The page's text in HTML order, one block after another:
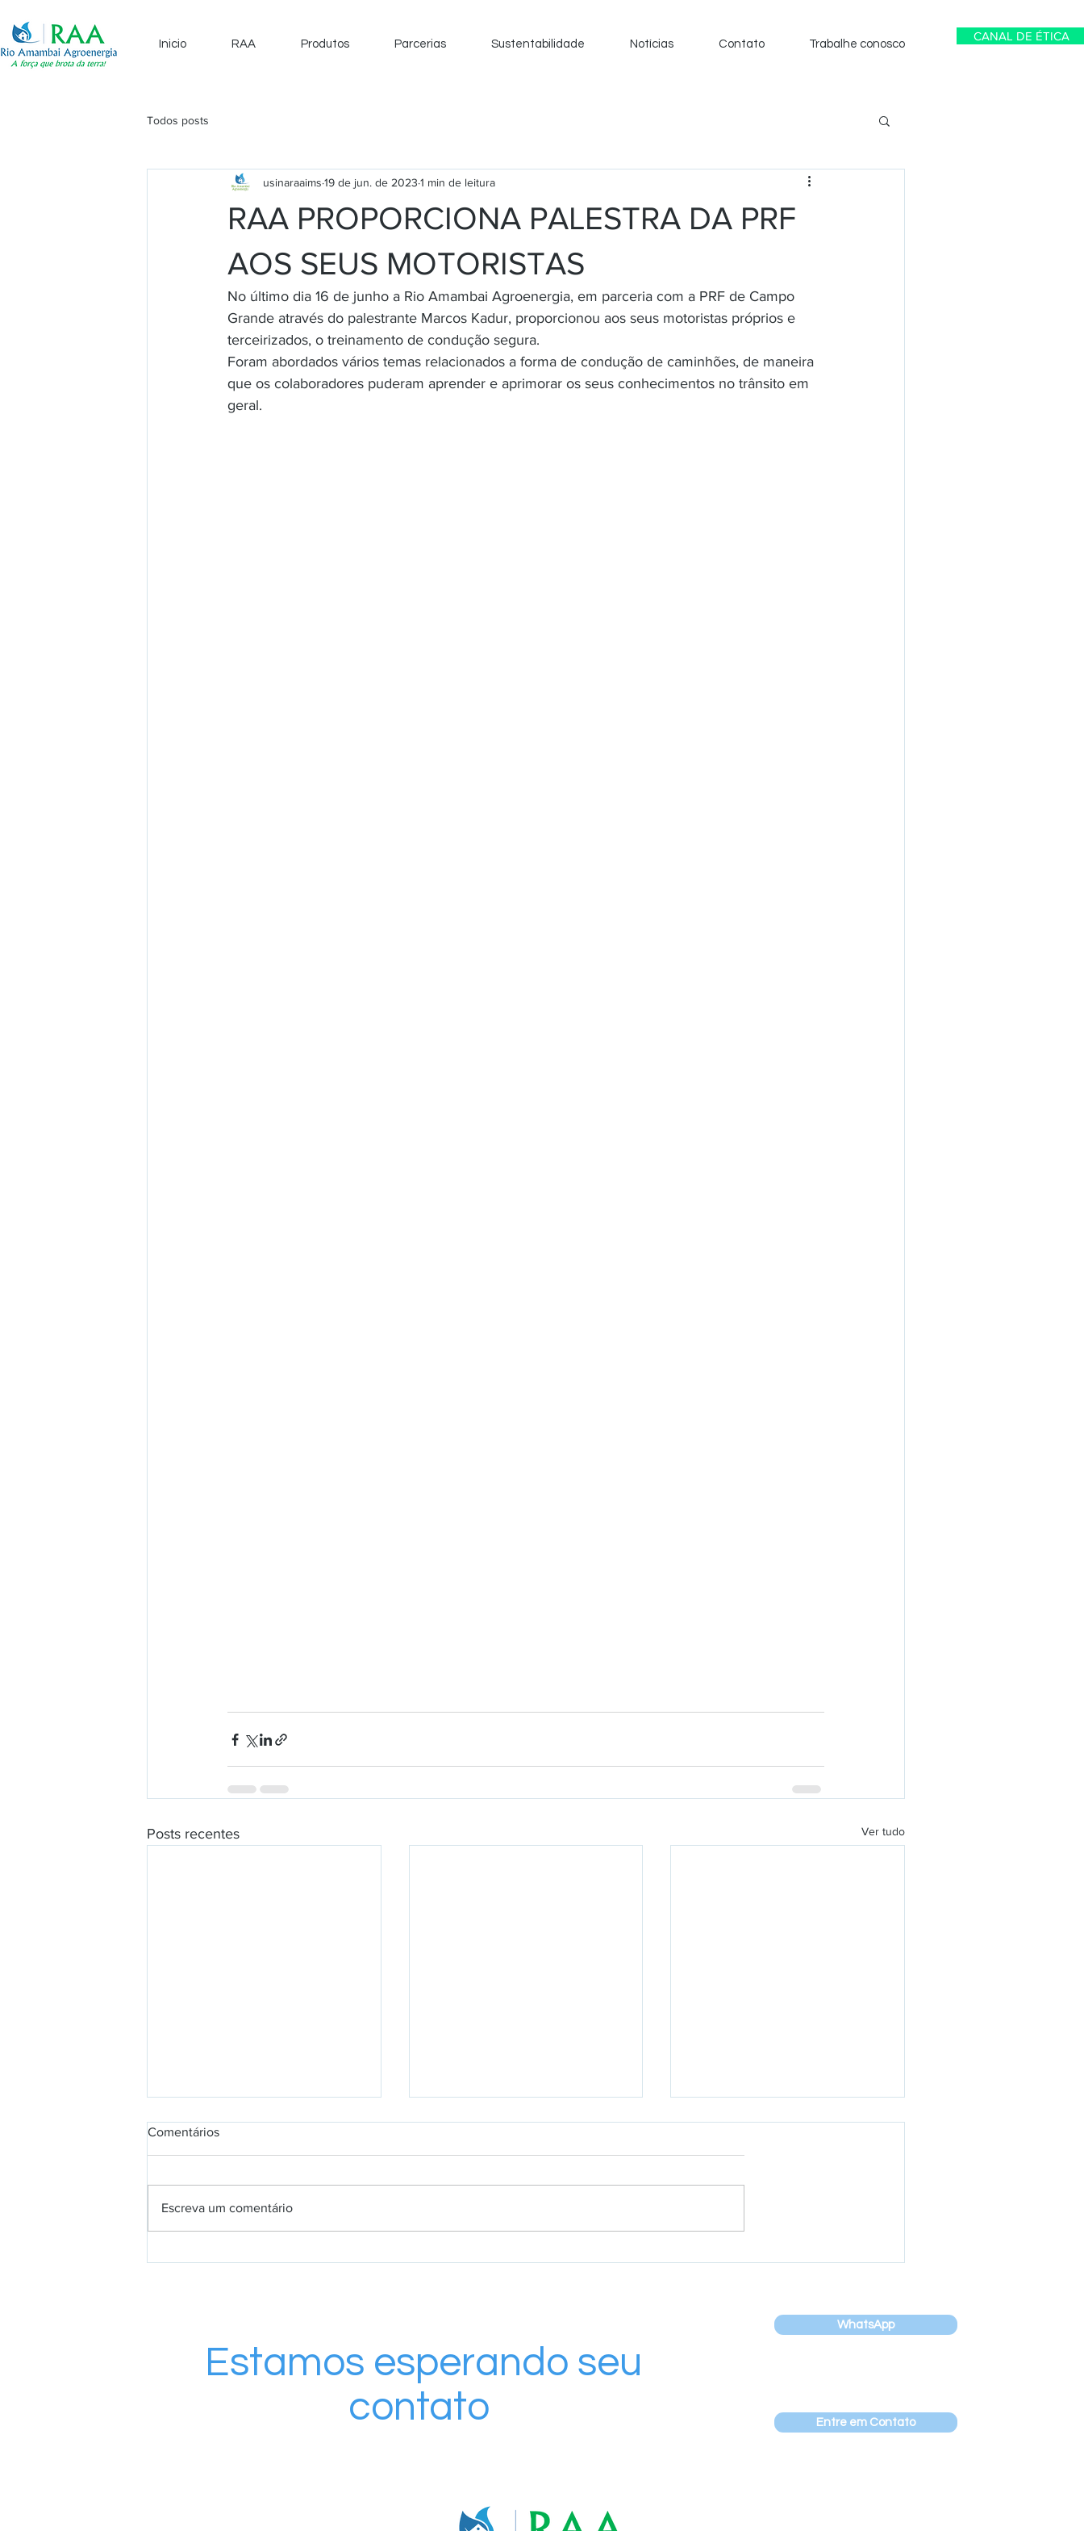
Inicio RAA Produtos Parcerias Sustentabilidade Notícias Contato Trabalhe conosco
CANAL DE ÉTICA
Todos posts
RAA PROPORCIONA PALESTRA DA PRF
AOS SEUS MOTORISTAS
usinaraaims 19 de jun. de 2023 1 min de leitura
No último dia 16 de junho a Rio Amambai Agroenergia, em parceria com a PRF de Campo
Grande através do palestrante Marcos Kadur, proporcionou aos seus motoristas próprios e
terceirizados, o treinamento de condução segura.
Foram abordados vários temas relacionados a forma de condução de caminhões, de maneira
que os colaboradores puderam aprender e aprimorar os seus conhecimentos no trânsito em
geral.
Posts recentes Ver tudo
comunicação
Comentários
Escreva um comentário
Estamos esperando seu
contato
WhatsApp
Entre em Contato